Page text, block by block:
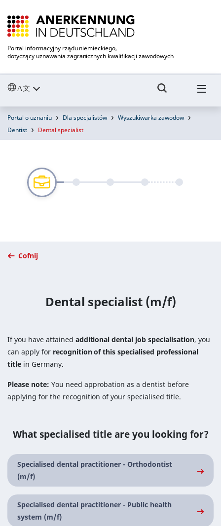
Portal informacyjny rządu niemieckiego,
dotyczący uznawania zagranicznych kwalifikacji zawodowych
Portal o uznaniu Dla specjalistów
Wyszukiwarka zawodow
Dentist
Dental specialist
Cofnij
Dental specialist (m/f)
If you have attained additional dental job specialisation, you
can apply for recognition of this specialised professional
titlein Germany.
Please note: You need approbation as a dentist before
applying for the recognition of your specialised title.
What specialised title are you looking for?
Specialised dental practitioner - Orthodontist
(m/f)
Specialised dental practitioner - Public health
system (m/f)